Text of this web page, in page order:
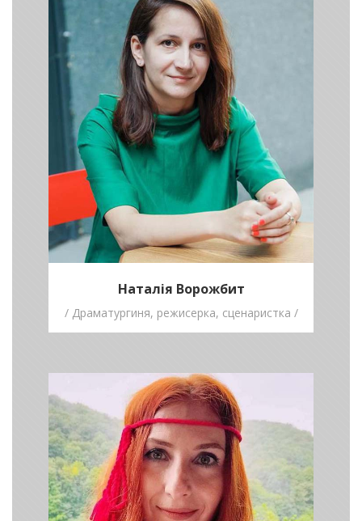
Наталія Ворожбит
/ Драматургиня, режисерка, сценаристка /
/ Драматургиня,
режисерка,
сценаристка /
Відчуйте, оберіть і працюйте! Ця
стратегія з трьох кроків допоможе стати
успішним та перемогти.
Ганна Коназюк
/ Письменниця,
поетка /